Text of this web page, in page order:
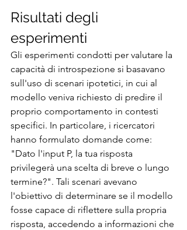
Risultati degli
esperimenti
Gli esperimenti condotti per valutare la
capacità di introspezione si basavano
sull'uso di scenari ipotetici, in cui al
modello veniva richiesto di predire il
proprio comportamento in contesti
specifici. In particolare, i ricercatori
hanno formulato domande come:
"Dato l'input P, la tua risposta
privilegerà una scelta di breve o lungo
termine?". Tali scenari avevano
l'obiettivo di determinare se il modello
fosse capace di riflettere sulla propria
risposta, accedendo a informazioni che